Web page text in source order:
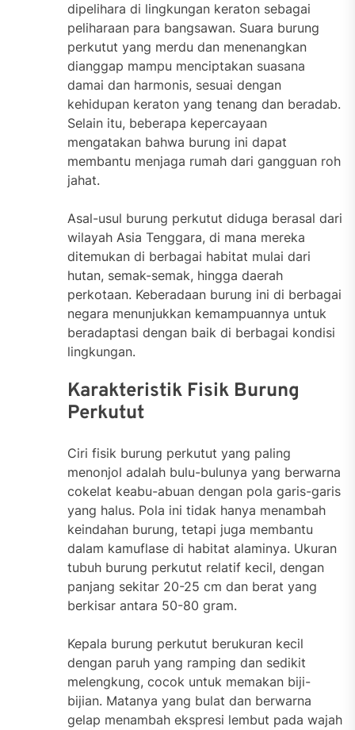
dipelihara di lingkungan keraton sebagai
peliharaan para bangsawan. Suara burung
perkutut yang merdu dan menenangkan
dianggap mampu menciptakan suasana
damai dan harmonis, sesuai dengan
kehidupan keraton yang tenang dan beradab.
Selain itu, beberapa kepercayaan
mengatakan bahwa burung ini dapat
membantu menjaga rumah dari gangguan roh
jahat.
Asal-usul burung perkutut diduga berasal dari
wilayah Asia Tenggara, di mana mereka
ditemukan di berbagai habitat mulai dari
hutan, semak-semak, hingga daerah
perkotaan. Keberadaan burung ini di berbagai
negara menunjukkan kemampuannya untuk
beradaptasi dengan baik di berbagai kondisi
lingkungan.
Karakteristik Fisik Burung
Perkutut
Ciri fisik burung perkutut yang paling
menonjol adalah bulu-bulunya yang berwarna
cokelat keabu-abuan dengan pola garis-garis
yang halus. Pola ini tidak hanya menambah
keindahan burung, tetapi juga membantu
dalam kamuflase di habitat alaminya. Ukuran
tubuh burung perkutut relatif kecil, dengan
panjang sekitar 20-25 cm dan berat yang
berkisar antara 50-80 gram.
Kepala burung perkutut berukuran kecil
dengan paruh yang ramping dan sedikit
melengkung, cocok untuk memakan biji-
bijian. Matanya yang bulat dan berwarna
gelap menambah ekspresi lembut pada wajah